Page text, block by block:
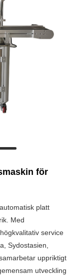
för
platt
Med
service
Sydostasien,
uppriktigt
utveckling